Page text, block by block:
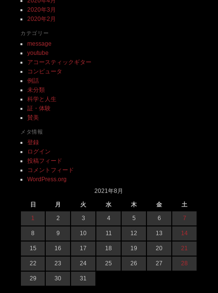
2020年3月
2020年2月
カテゴリー
message
youtube
アコースティックギター
コンピュータ
例話
未分類
科学と人生
証・体験
賛美
メタ情報
登録
ログイン
投稿フィード
コメントフィード
WordPress.org
2021年8月
日
月 火 水 木 金
土
1
2 3 4 5 6 7
8 9 10 11 12 13 14
15 16 17 18 19 20 21
22 23 24 25 26 27 28
29 30 31